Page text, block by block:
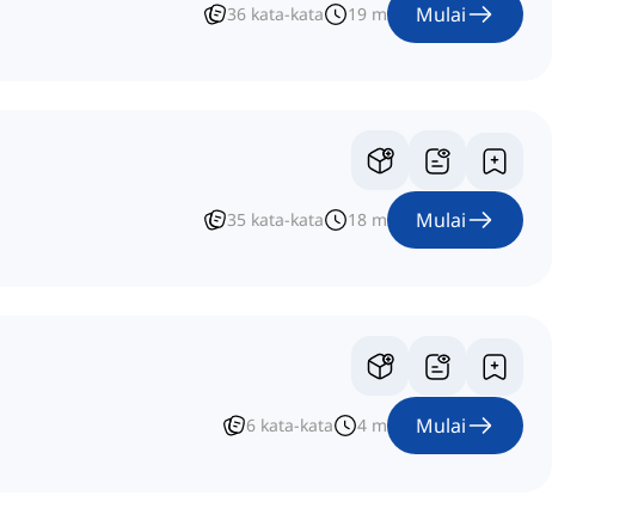
36 kata-kata 19 m Mulai
35 kata-kata 18 m Mulai
6 kata-kata 4 m Mulai